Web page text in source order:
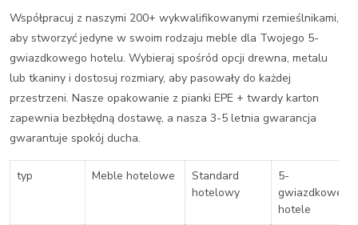
Współpracuj z naszymi 200+ wykwalifikowanymi rzemieślnikami,
aby stworzyć jedyne w swoim rodzaju meble dla Twojego 5-
gwiazdkowego hotelu. Wybieraj spośród opcji drewna, metalu
lub tkaniny i dostosuj rozmiary, aby pasowały do każdej
przestrzeni. Nasze opakowanie z pianki EPE + twardy karton
zapewnia bezbłędną dostawę, a nasza 3-5 letnia gwarancja
gwarantuje spokój ducha.
typ Meble hotelowe
Standard
hotelowy
5-
gwiazdkowe
hotele